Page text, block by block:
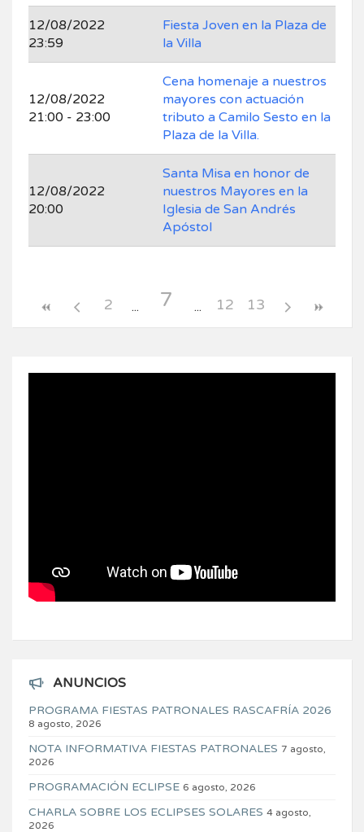
12/08/2022
23:59
Fiesta Joven en la Plaza de
la Villa
12/08/2022
21:00 - 23:00
Cena homenaje a nuestros
mayores con actuación
tributo a Camilo Sesto en la
Plaza de la Villa.
12/08/2022
20:00
Santa Misa en honor de
nuestros Mayores en la
Iglesia de San Andrés
Apóstol
2 7 12 13
ANUNCIOS
PROGRAMA FIESTAS PATRONALES RASCAFRÍA 2026
8 agosto, 2026
NOTA INFORMATIVA FIESTAS PATRONALES 7 agosto,
2026
PROGRAMACIÓN ECLIPSE 6 agosto, 2026
CHARLA SOBRE LOS ECLIPSES SOLARES 4 agosto,
2026